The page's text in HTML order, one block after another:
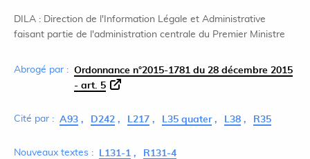
DILA : Direction de l'Information Légale et Administrative
faisant partie de l'administration centrale du Premier Ministre
Abrogé par : Ordonnance n°2015-1781 du 28 décembre 2015
- art. 5
Cité par : A93 D242 L217 L35 quater L38 R35
Nouveaux textes : L131-1 R131-4